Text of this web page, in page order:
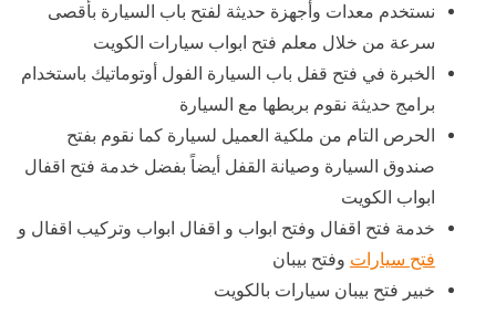
نستخدم معدات وأجهزة حديثة لفتح باب السيارة بأقصى
سرعة من خلال معلم فتح ابواب سيارات الكويت
الخبرة في فتح قفل باب السيارة الفول أوتوماتيك باستخدام
برامج حديثة نقوم بربطها مع السيارة
الحرص التام من ملكية العميل لسيارة كما نقوم بفتح
صندوق السيارة وصيانة القفل أيضاً بفضل خدمة فتح اقفال
ابواب الكويت
خدمة فتح اقفال وفتح ابواب و اقفال ابواب وتركيب اقفال و
فتح سيارات وفتح بيبان
خبير فتح بيبان سيارات بالكويت